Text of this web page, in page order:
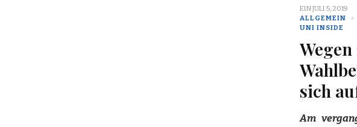
EINJULI 5, 2019
ALLGEMEIN
UNI INSIDE
sich
Am